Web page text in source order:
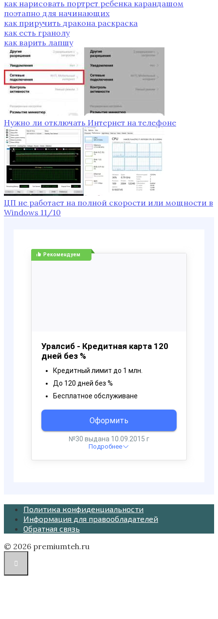
как нарисовать портрет ребенка карандашом
поэтапно для начинающих
как приручить дракона раскраска
как есть гранолу
как варить лапшу
Нужно ли отключать Интернет на телефоне
ЦП не работает на полной скорости или мощности в
Windows 11/10
Политика конфиденциальности
Информация для правообладателей
Обратная связь
© 2026 premiumteh.ru